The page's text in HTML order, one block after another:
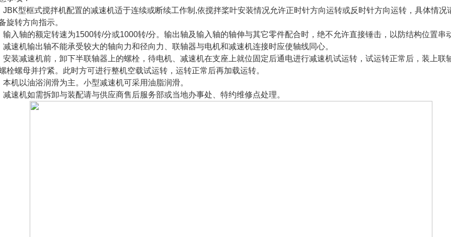
JBK型框式搅拌机配置的减速机适于连续或断续工作制,依搅拌桨叶安装情况允许正时针方向运转或反时针方向运转，具体情况
旋转方向指示。
输入轴的额定转速为1500转/分或1000转/分。输出轴及输入轴的轴伸与其它零件配合时，绝不允许直接锤击，以防结构位置串
减速机输出轴不能承受较大的轴向力和径向力、联轴器与电机和减速机连接时应使轴线同心。
安装减速机前，卸下半联轴器上的螺栓，待电机、减速机在支座上就位固定后通电进行减速机试运转，试运转正常后，装上联
栓螺母并拧紧。此时方可进行整机空载试运转，运转正常后再加载运转。
本机以油浴润滑为主。小型减速机可采用油脂润滑。
减速机如需拆卸与装配请与供应商售后服务部或当地办事处、特约维修点处理。